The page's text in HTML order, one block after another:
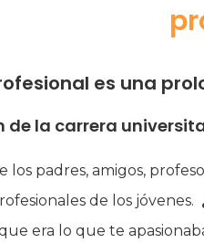
es una
de la carrera
los padres, amigos,
de los jóvenes.
era lo que te